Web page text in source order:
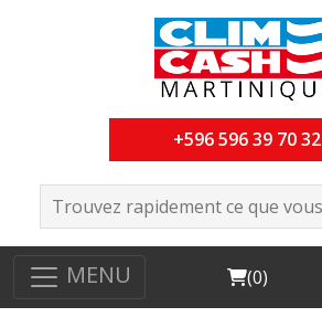
+596 596 39 70 32
MENU Cart
(0)